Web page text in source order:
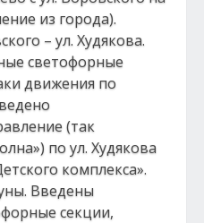
из города).
– ул. Худякова.
светофорные
движения по
(так
по ул. Худякова
комплекса».
Введены
секции,